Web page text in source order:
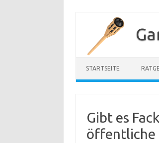
STARTSEITE
Gibt es
öffentliche